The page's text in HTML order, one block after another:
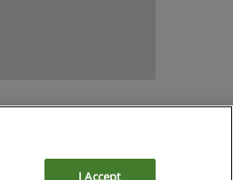
I Accept